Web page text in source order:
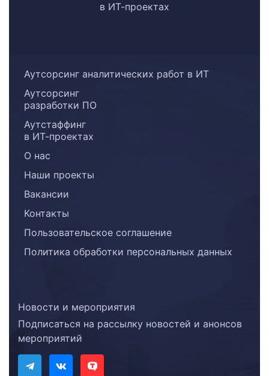
в ИТ-проектах
Аутсорсинг аналитических работ в ИТ
Аутсорсинг
разработки ПО
Аутстаффинг
в ИТ-проектах
О нас
Наши проекты
Вакансии
Контакты
Пользовательское соглашение
Политика обработки персональных данных
Новости и мероприятия
Подписаться на рассылку новостей и анонсов
мероприятий